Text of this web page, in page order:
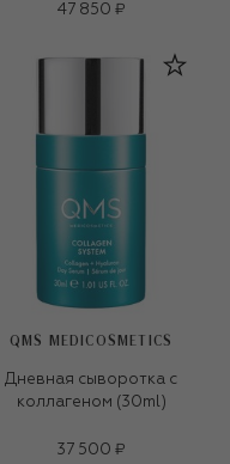
47 850 ₽
QMS MEDICOSMETICS
Дневная сыворотка с
коллагеном (30ml)
37 500 ₽